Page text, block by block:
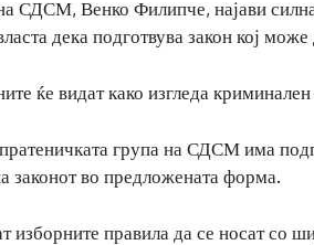
СДСМ, Венко Филипче, најави
дека подготвува закон кој
ќе видат како изгледа
пратеничката група на СДСМ има
законот во предложената форма.
правила да се носат со